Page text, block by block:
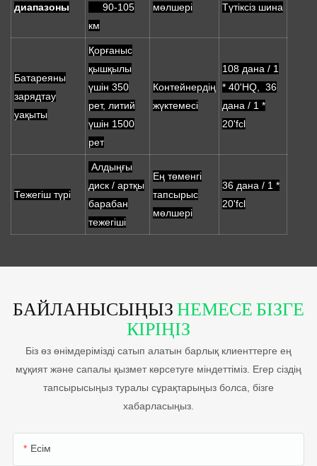
диапазоны
90-105
км
мөлшері
Түтіксіз шина
Батареяны
зарядтау
уақыты
Қорғаныс
қышқылы
үшін 350
рет, литий
үшін 1500
рет
Контейнердің
жүктемесі
108 дана / 1
* 40'HQ, 36
дана / 1 *
20'fcl
Тежегіш түрі
Алдыңғы
диск / артқы
барабан
тежегіші
Ең төменгі
тапсырыс
мөлшері
36 дана / 1 *
20'fcl
БАЙЛАНЫСЫҢЫЗНЕМЕСЕ БІЗГЕ
КІРІҢІЗ
Біз өз өнімдерімізді сатып алатын барлық клиенттерге ең
мұқият және сапалы қызмет көрсетуге міндеттіміз. Егер сіздің
тапсырысыңыз туралы сұрақтарыңыз болса, бізге
хабарласыңыз.
Есім